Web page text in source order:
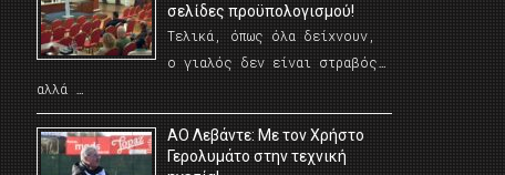
σελίδες προϋπολογισμού!
Τελικά, όπως όλα δείχνουν,
ο γιαλός δεν είναι στραβός…
αλλά …
ΑΟ Λεβάντε: Με τον Χρήστο
Γερολυμάτο στην τεχνική